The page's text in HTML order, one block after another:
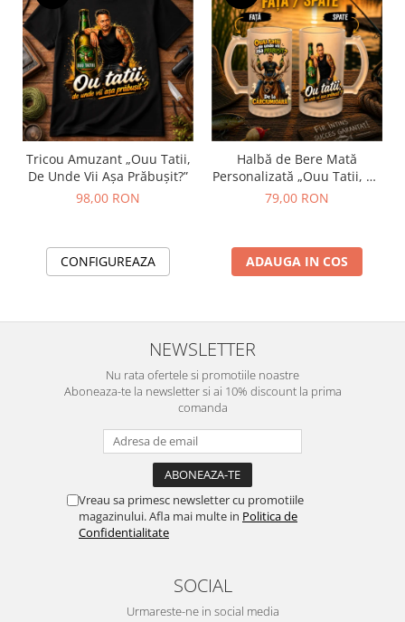
Tricou Amuzant „Ouu Tatii,
De Unde Vii Așa Prăbușit?”
98,00 RON
CONFIGUREAZA
Halbă de Bere Mată
Personalizată „Ouu Tatii, De
Unde Vii Așa Prăbușit?”
79,00 RON
ADAUGA IN COS
NEWSLETTER
Nu rata ofertele si promotiile noastre
Aboneaza-te la newsletter si ai 10% discount la prima
comanda
Vreau sa primesc newsletter cu promotiile
magazinului. Afla mai multe in Politica de
Confidentialitate
SOCIAL
Urmareste-ne in social media